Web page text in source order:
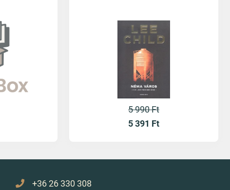
5 990 Ft
5 391 Ft
+36 26 330 308